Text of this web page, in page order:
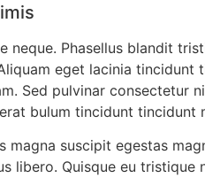
Phasellus blandit
eget lacinia
Sed pulvinar consectetur
bulum tincidunt
magna suscipit egestas
libero. Quisque eu